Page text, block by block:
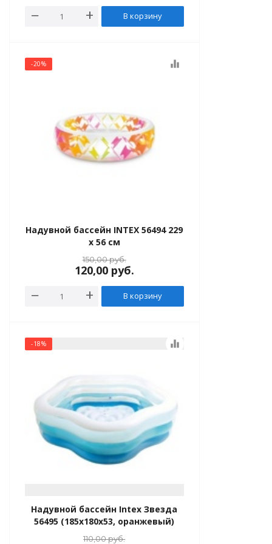
В корзину
-20% equalizer
Надувной бассейн INTEX 56494 229
x 56 см
150,00руб.
120,00 руб.
В корзину
-18% equalizer
Надувной бассейн Intex Звезда
56495 (185х180х53, оранжевый)
110,00руб.